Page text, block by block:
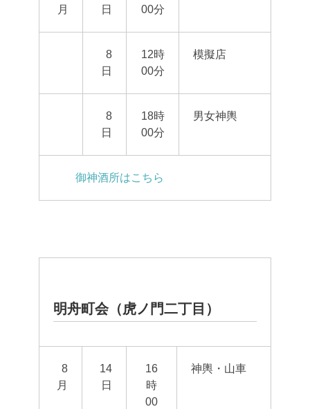
月
日
00分
8
日
12時
00分
模擬店
8
日
18時
00分
男女神輿
御神酒所はこちら
明舟町会（虎ノ門二丁目）
8
月
14
日
16
時
00
神輿・山車